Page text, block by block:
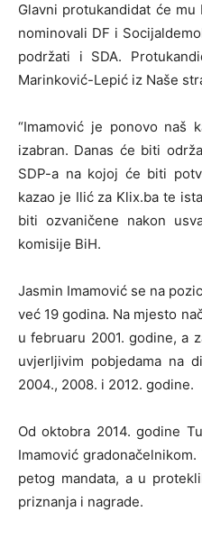
Glavni protukandidat će
nominovali DF i
podržati i SDA.
Marinković-Lepić iz Naše
“Imamović je ponovo naš
izabran. Danas će biti
SDP-a na kojoj će biti
kazao je Ilić za Klix.ba te
biti ozvaničene nakon
komisije BiH.
Jasmin Imamović se na
već 19 godina. Na mjesto
u februaru 2001. godine, a
uvjerljivim pobjedama na
2004., 2008. i 2012. godine.
Od oktobra 2014. godine
Imamović
petog mandata, a u
priznanja i nagrade.